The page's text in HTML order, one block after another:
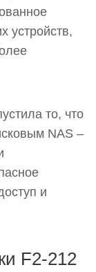
устройств,
то, что
NAS –
и
F2-212